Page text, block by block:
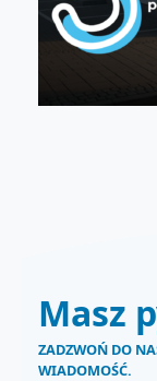
Masz
ZADZWOŃ DO
WIADOMOŚĆ.